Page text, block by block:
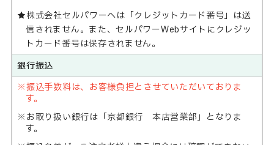
株式会社セルパワーへは「クレジットカード番号」は送
信されません。また、セルパワーWebサイトにクレジッ
トカード番号は保存されません。
銀行振込
振込手数料は、お客様負担とさせていただいておりま
す。
お取り扱い銀行は「京都銀行 本店営業部」となりま
す。